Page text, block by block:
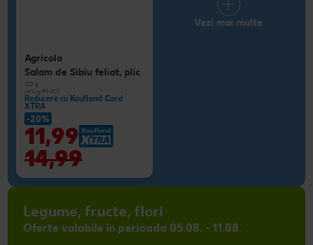
Agricola
Salam de Sibiu feliat, plic
120 g
(=1 kg 99.92)
Reducere cu Kaufland Card
XTRA
-20%
11,99
14,99
Vezi mai multe
Legume, fructe, flori
Oferte valabile în perioada 05.08. - 11.08.